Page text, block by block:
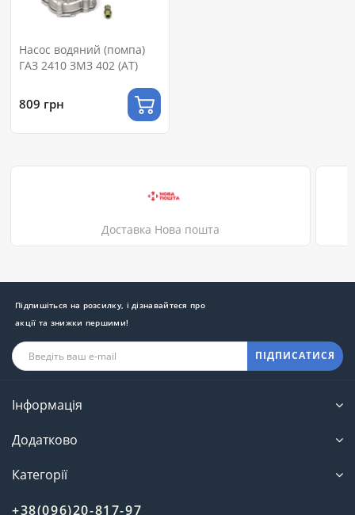
Насос водяний (помпа)
ГАЗ 2410 ЗМЗ 402 (АТ)
809 грн
Доставка Нова пошта
Підпишіться на розсилку, і дізнавайтеся про
акції та знижки першими!
ПІДПИСАТИСЯ
Інформація
Додатково
Категорії
+38(096)20-817-97